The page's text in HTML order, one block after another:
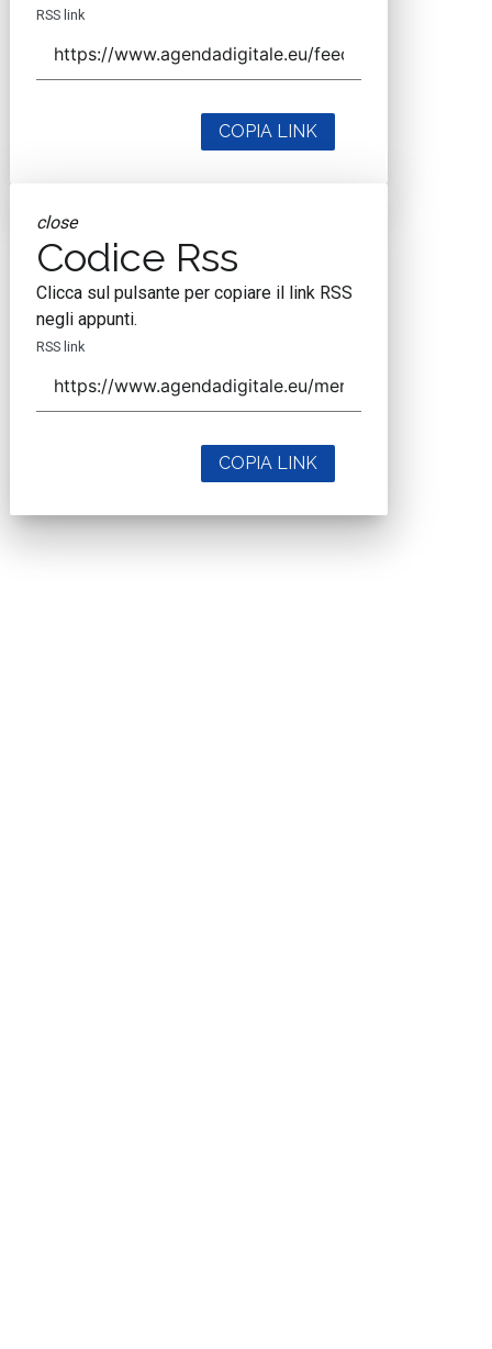
RSS link
COPIA LINK
close
Codice Rss
Clicca sul pulsante per copiare il link RSS
negli appunti.
RSS link
COPIA LINK